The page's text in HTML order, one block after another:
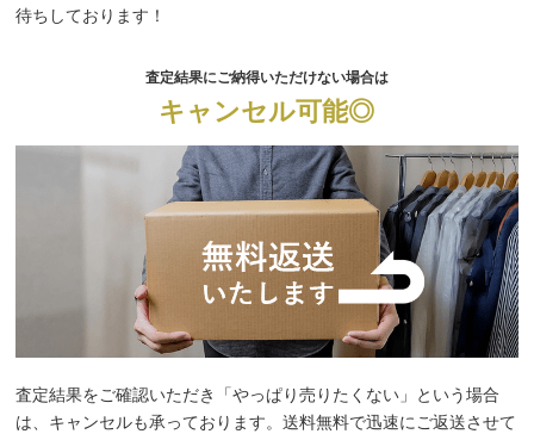
待ちしております！
査定結果にご納得いただけない場合は
キャンセル可能◎
査定結果をご確認いただき「やっぱり売りたくない」という場合
は、キャンセルも承っております。送料無料で迅速にご返送させて